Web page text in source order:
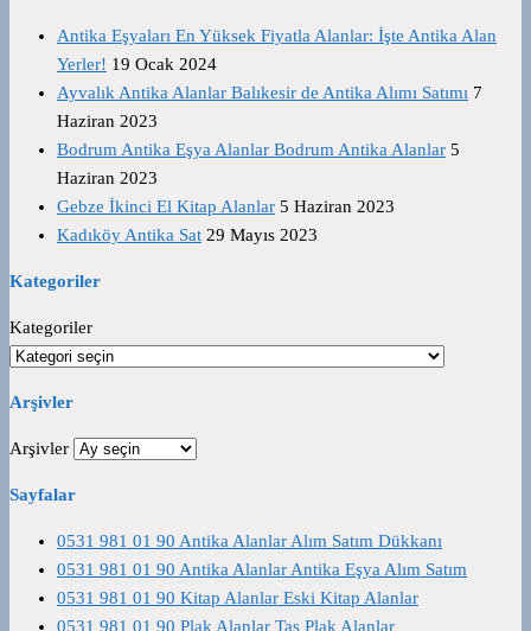
Antika Eşyaları En Yüksek Fiyatla Alanlar: İşte Antika Alan
Yerler! 19 Ocak 2024
Ayvalık Antika Alanlar Balıkesir de Antika Alımı Satımı 7
Haziran 2023
Bodrum Antika Eşya Alanlar Bodrum Antika Alanlar 5
Haziran 2023
Gebze İkinci El Kitap Alanlar 5 Haziran 2023
Kadıköy Antika Sat 29 Mayıs 2023
Kategoriler
Kategoriler
Arşivler
Arşivler
Sayfalar
0531 981 01 90 Antika Alanlar Alım Satım Dükkanı
0531 981 01 90 Antika Alanlar Antika Eşya Alım Satım
0531 981 01 90 Kitap Alanlar Eski Kitap Alanlar
0531 981 01 90 Plak Alanlar Taş Plak Alanlar